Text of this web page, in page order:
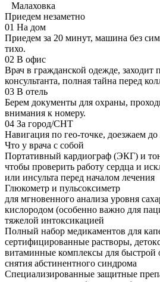
Малаховка
Приедем незаметно
01 На дом
Приедем за 20 минут, машина без
тихо.
02 В офис
Врач в гражданской одежде, заходит
консультанта, полная тайна перед
03 В отель
Берем документы для охраны,
внимания к номеру.
04 За город/СНТ
Навигация по гео-точке, доезжаем
Что у врача с собой
Портативный кардиограф (ЭКГ) и
чтобы проверить работу сердца и
или инсульта перед началом лечения
Глюкометр и пульсоксиметр
для мгновенного анализа уровня
кислородом (особенно важно для
тяжелой интоксикацией
Полный набор медикаментов для
сертифицированные растворы,
витаминные комплексы для быстрой
снятия абстинентного синдрома
Специализированные защитные